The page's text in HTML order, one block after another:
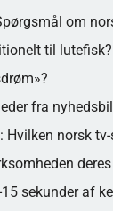
om
til
fra
Hvilken norsk
sekunder af